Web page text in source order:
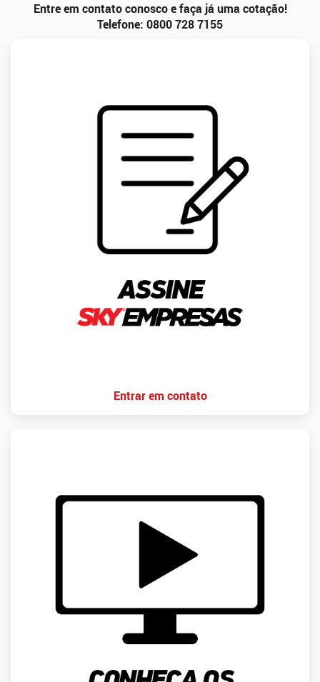
Entre em contato conosco e faça já uma cotação!
Telefone: 0800 728 7155
Entrar em contato